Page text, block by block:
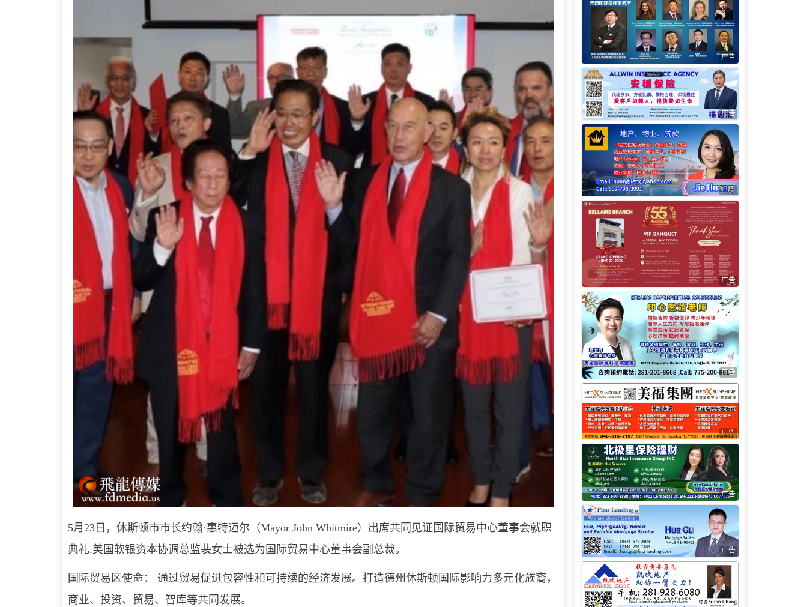
5月23日，休斯顿市市长约翰·惠特迈尔（Mayor John Whitmire）出席共同见证国际贸易中心董事会就职
典礼.美国软银资本协调总监裴女士被选为国际贸易中心董事会副总裁。
国际贸易区使命： 通过贸易促进包容性和可持续的经济发展。打造德州休斯顿国际影响力多元化族裔，
商业、投资、贸易、智库等共同发展。
广告
广告
广告
广告
广告
广告
广告
广告